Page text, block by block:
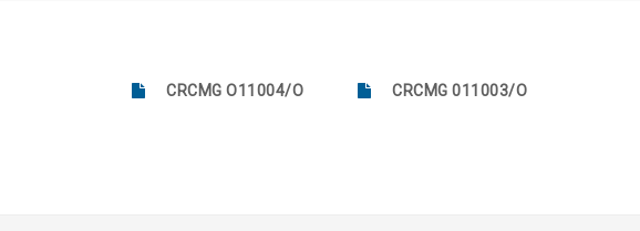
CRCMG O11004/O CRCMG 011003/O